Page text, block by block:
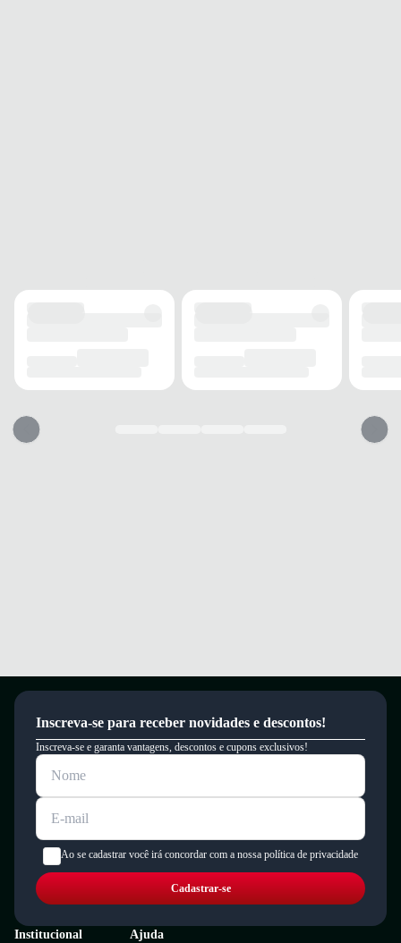
Inscreva-se para receber novidades e descontos!
Inscreva-se e garanta vantagens, descontos e cupons exclusivos!
Ao se cadastrar você irá concordar com a nossa política de privacidade
Cadastrar-se
Institucional
Ajuda